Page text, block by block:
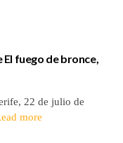
El fuego de bronce,
22 de julio de
more